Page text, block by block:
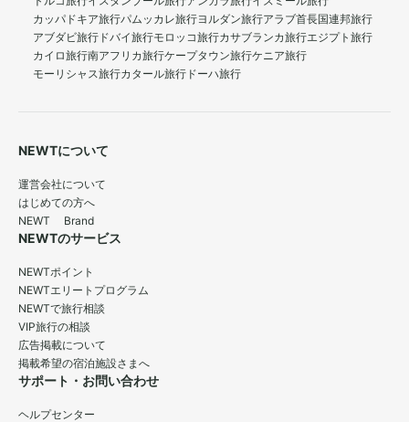
カッパドキア旅行パムッカレ旅行ヨルダン旅行アラブ首長国連邦旅行
アブダビ旅行 ドバイ旅行モロッコ旅行カサブランカ旅行エジプト旅行
カイロ旅行南アフリカ旅行ケープタウン旅行ケニア旅行
モーリシャス旅行カタール旅行 ドーハ旅行
NEWTについて
運営会社について
はじめての方へ
NEWT Brand
NEWTのサービス
NEWTポイント
NEWTエリートプログラム
NEWTで旅行相談
VIP旅行の相談
広告掲載について
掲載希望の宿泊施設さまへ
サポート・お問い合わせ
ヘルプセンター